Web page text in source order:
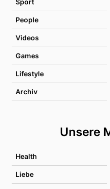
Sport
People
Videos
Games
Lifestyle
Archiv
Unsere
Health
Liebe